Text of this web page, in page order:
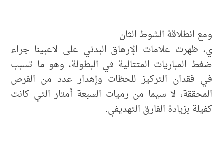
ومع انطلاقة الشوط الثان
ي، ظهرت علامات الإرهاق البدني على لاعبينا جراء
ضغط المباريات المتتالية في البطولة، وهو ما تسبب
في فقدان التركيز للحظات وإهدار عدد من الفرص
المحققة، لا سيما من رميات السبعة أمتار التي كانت
كفيلة بزيادة الفارق التهديفي.